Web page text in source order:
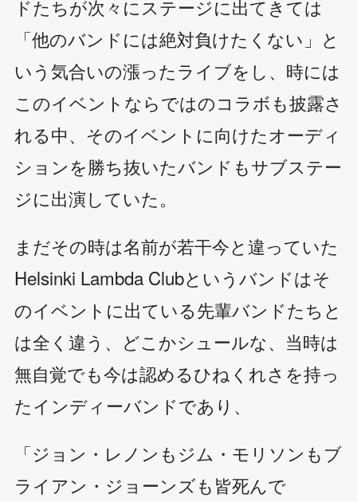
ドたちが次々にステージに出てきては
「他のバンドには絶対負けたくない」と
いう気合いの漲ったライブをし、時には
このイベントならではのコラボも披露さ
れる中、そのイベントに向けたオーディ
ションを勝ち抜いたバンドもサブステー
ジに出演していた。
まだその時は名前が若干今と違っていた
Helsinki Lambda Clubというバンドはそ
のイベントに出ている先輩バンドたちと
は全く違う、どこかシュールな、当時は
無自覚でも今は認めるひねくれさを持っ
たインディーバンドであり、
「ジョン・レノンもジム・モリソンもブ
ライアン・ジョーンズも皆死んで